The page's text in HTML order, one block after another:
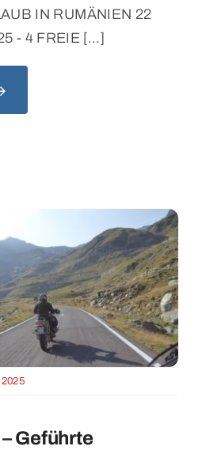
IN RUMÄNIEN 22
- 4 FREIE [...]
Geführte